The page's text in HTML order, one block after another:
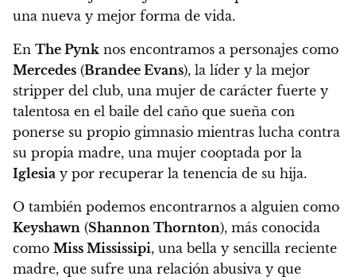
una nueva y mejor forma de vida.
En The Pynk nos encontramos a personajes como
Mercedes (Brandee Evans), la líder y la mejor
stripper del club, una mujer de carácter fuerte y
talentosa en el baile del caño que sueña con
ponerse su propio gimnasio mientras lucha contra
su propia madre, una mujer cooptada por la
Iglesia y por recuperar la tenencia de su hija.
O también podemos encontrarnos a alguien como
Keyshawn (Shannon Thornton), más conocida
como Miss Mississipi, una bella y sencilla reciente
madre, que sufre una relación abusiva y que